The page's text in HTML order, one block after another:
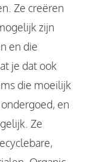
Ze creëren
zijn
en die
je dat ook
die moeilijk
en
Ze